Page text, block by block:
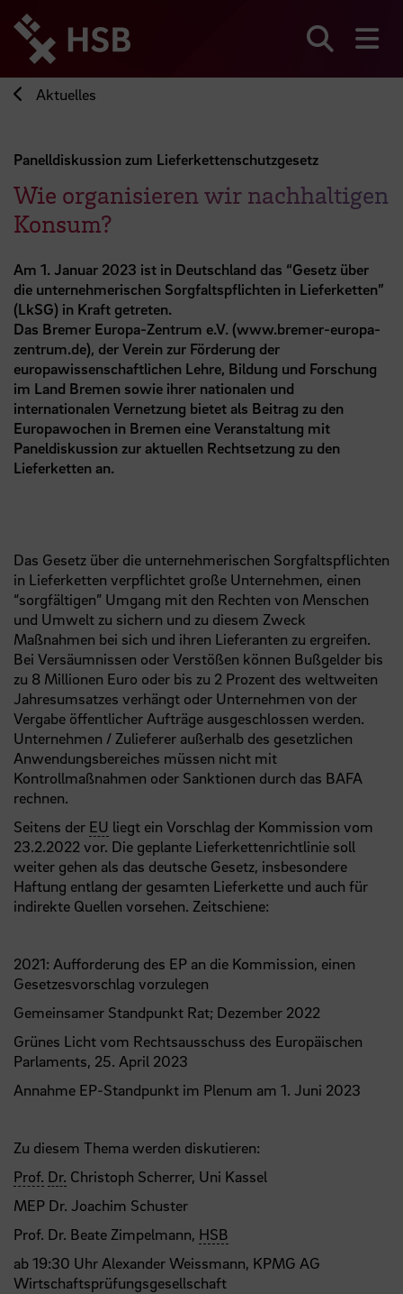
zum
Seiteninhalt
springen
Aktuelles
Panelldiskussion zum Lieferkettenschutzgesetz
Wie organisieren wir nachhaltigen
Konsum?
Am 1. Januar 2023 ist in Deutschland das “Gesetz über
die unternehmerischen Sorgfaltspflichten in Lieferketten”
(LkSG) in Kraft getreten.
Das Bremer Europa-Zentrum e.V. (www.bremer-europa-
zentrum.de), der Verein zur Förderung der
europawissenschaftlichen Lehre, Bildung und Forschung
im Land Bremen sowie ihrer nationalen und
internationalen Vernetzung bietet als Beitrag zu den
Europawochen in Bremen eine Veranstaltung mit
Paneldiskussion zur aktuellen Rechtsetzung zu den
Lieferketten an.
Das Gesetz über die unternehmerischen Sorgfaltspflichten
in Lieferketten verpflichtet große Unternehmen, einen
“sorgfältigen” Umgang mit den Rechten von Menschen
und Umwelt zu sichern und zu diesem Zweck
Maßnahmen bei sich und ihren Lieferanten zu ergreifen.
Bei Versäumnissen oder Verstößen können Bußgelder bis
zu 8 Millionen Euro oder bis zu 2 Prozent des weltweiten
Jahresumsatzes verhängt oder Unternehmen von der
Vergabe öffentlicher Aufträge ausgeschlossen werden.
Unternehmen / Zulieferer außerhalb des gesetzlichen
Anwendungsbereiches müssen nicht mit
Kontrollmaßnahmen oder Sanktionen durch das BAFA
rechnen.
Seitens der EU liegt ein Vorschlag der Kommission vom
23.2.2022 vor. Die geplante Lieferkettenrichtlinie soll
weiter gehen als das deutsche Gesetz, insbesondere
Haftung entlang der gesamten Lieferkette und auch für
indirekte Quellen vorsehen. Zeitschiene:
2021: Aufforderung des EP an die Kommission, einen
Gesetzesvorschlag vorzulegen
Gemeinsamer Standpunkt Rat; Dezember 2022
Grünes Licht vom Rechtsausschuss des Europäischen
Parlaments, 25. April 2023
Annahme EP-Standpunkt im Plenum am 1. Juni 2023
Zu diesem Thema werden diskutieren:
Prof. Dr. Christoph Scherrer, Uni Kassel
MEP Dr. Joachim Schuster
Prof. Dr. Beate Zimpelmann, HSB
ab 19:30 Uhr Alexander Weissmann, KPMG AG
Wirtschaftsprüfungsgesellschaft